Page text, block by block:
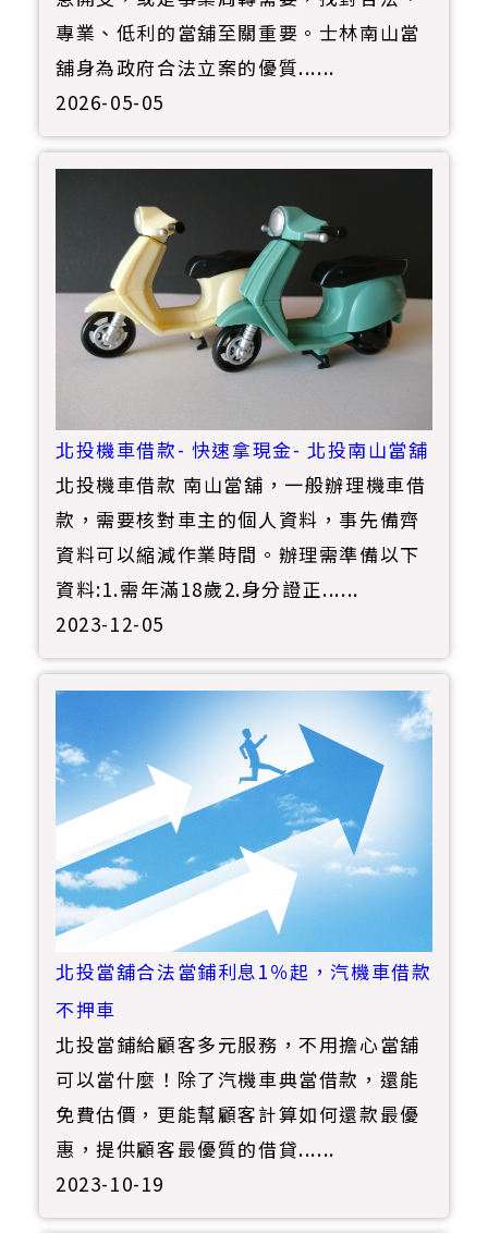
專業、低利的當舖至關重要。士林南山當
舖身為政府合法立案的優質......
2026-05-05
北投機車借款- 快速拿現金- 北投南山當舖
北投機車借款 南山當舖，一般辦理機車借
款，需要核對車主的個人資料，事先備齊
資料可以縮減作業時間。辦理需準備以下
資料:1.需年滿18歲2.身分證正......
2023-12-05
北投當舖合法當鋪利息1％起，汽機車借款
不押車
北投當鋪給顧客多元服務，不用擔心當舖
可以當什麼！除了汽機車典當借款，還能
免費估價，更能幫顧客計算如何還款最優
惠，提供顧客最優質的借貸......
2023-10-19